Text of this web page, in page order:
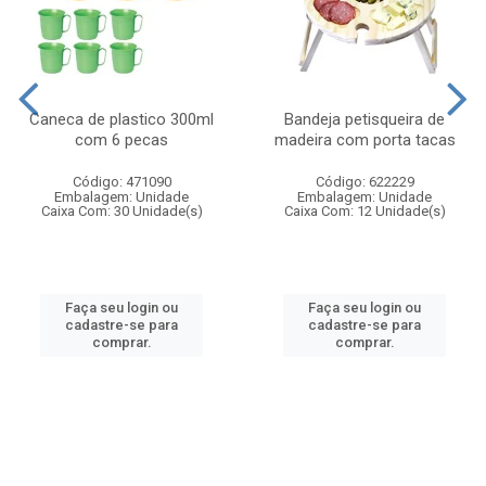
Caneca de plastico 300ml
com 6 pecas
Código: 471090
Embalagem: Unidade
Caixa Com: 30 Unidade(s)
Faça seu login ou
cadastre-se para
comprar.
Bandeja petisqueira de
madeira com porta tacas
Código: 622229
Embalagem: Unidade
Caixa Com: 12 Unidade(s)
Faça seu login ou
cadastre-se para
comprar.